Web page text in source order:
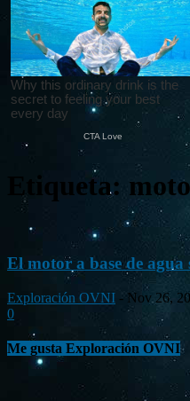
Etiqueta:
El motor a base de
Exploración OVNI - Nov 26,
0
Me gusta Exploración OVNI